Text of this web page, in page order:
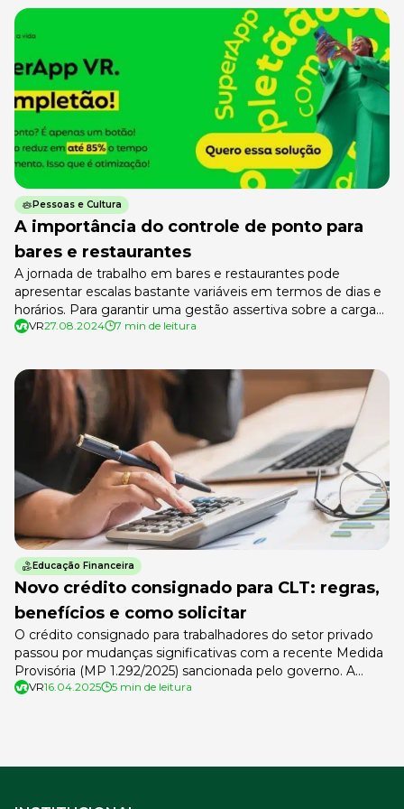
2025, referente […]
Pessoas e Cultura
A importância do controle de ponto para
bares e restaurantes
A jornada de trabalho em bares e restaurantes pode
apresentar escalas bastante variáveis em termos de dias e
horários. Para garantir uma gestão assertiva sobre a carga
horária de cada colaborador, o controle de ponto digital
administra bares […]
VR27.08.2024 7 min de leitura
Educação Financeira
Novo crédito consignado para CLT: regras,
benefícios e como solicitar
O crédito consignado para trabalhadores do setor privado
passou por mudanças significativas com a recente Medida
Provisória (MP 1.292/2025) sancionada pelo governo. A
novidade busca facilitar o acesso ao crédito para milhões de
VR16.04.2025 5 min de leitura